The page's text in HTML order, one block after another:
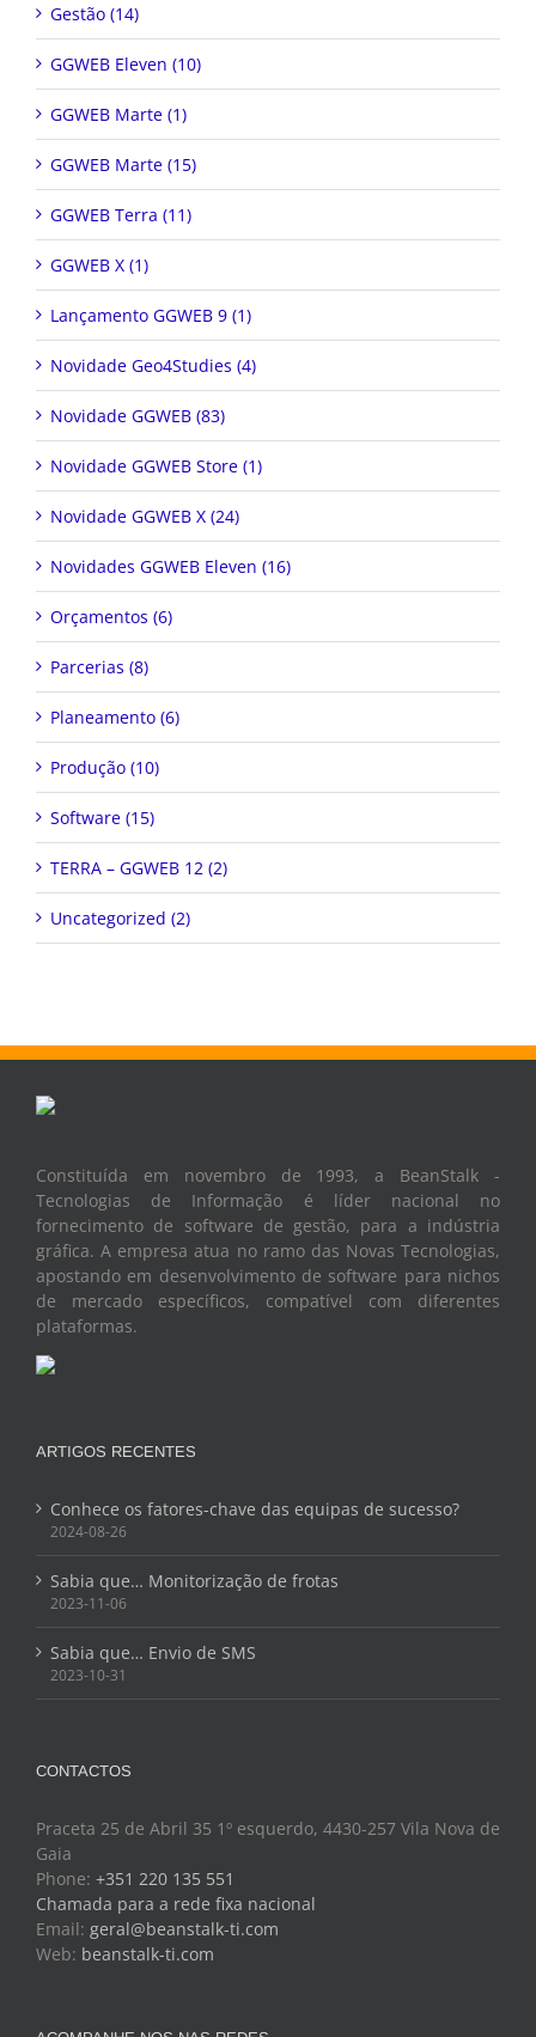
Gestão (14)
GGWEB Eleven (10)
GGWEB Marte (1)
GGWEB Marte (15)
GGWEB Terra (11)
GGWEB X (1)
Lançamento GGWEB 9 (1)
Novidade Geo4Studies (4)
Novidade GGWEB (83)
Novidade GGWEB Store (1)
Novidade GGWEB X (24)
Novidades GGWEB Eleven (16)
Orçamentos (6)
Parcerias (8)
Planeamento (6)
Produção (10)
Software (15)
TERRA – GGWEB 12 (2)
Uncategorized (2)
Constituída em novembro de 1993, a BeanStalk -
Tecnologias de Informação é líder nacional no
fornecimento de software de gestão, para a indústria
gráfica. A empresa atua no ramo das Novas Tecnologias,
apostando em desenvolvimento de software para nichos
de mercado específicos, compatível com diferentes
plataformas.
ARTIGOS RECENTES
Conhece os fatores-chave das equipas de sucesso?
2024-08-26
Sabia que… Monitorização de frotas
2023-11-06
Sabia que… Envio de SMS
2023-10-31
CONTACTOS
Praceta 25 de Abril 35 1º esquerdo, 4430-257 Vila Nova de
Gaia
Phone: +351 220 135 551
Chamada para a rede fixa nacional
Email: geral@beanstalk-ti.com
Web: beanstalk-ti.com